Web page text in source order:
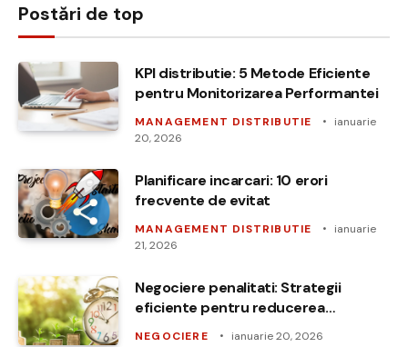
Postări de top
KPI distributie: 5 Metode Eficiente
pentru Monitorizarea Performantei
MANAGEMENT DISTRIBUTIE
ianuarie
20, 2026
Planificare incarcari: 10 erori
frecvente de evitat
MANAGEMENT DISTRIBUTIE
ianuarie
21, 2026
Negociere penalitati: Strategii
eficiente pentru reducerea
NEGOCIERE ianuarie 20, 2026